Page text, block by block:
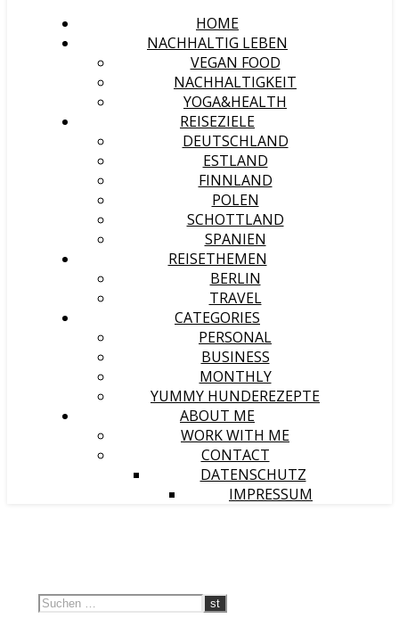
HOME
NACHHALTIG LEBEN
VEGAN FOOD
NACHHALTIGKEIT
YOGA&HEALTH
REISEZIELE
DEUTSCHLAND
ESTLAND
FINNLAND
POLEN
SCHOTTLAND
SPANIEN
REISETHEMEN
BERLIN
TRAVEL
CATEGORIES
PERSONAL
BUSINESS
MONTHLY
YUMMY HUNDEREZEPTE
ABOUT ME
WORK WITH ME
CONTACT
DATENSCHUTZ
IMPRESSUM